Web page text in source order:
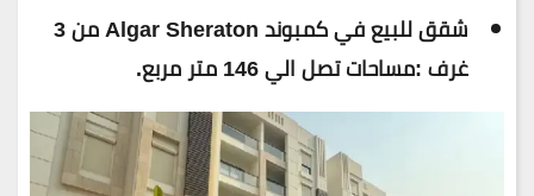
شقق للبيع في كمبوند Algar Sheraton من 3
غرف :مساحات تصل الي 146 متر مربع.